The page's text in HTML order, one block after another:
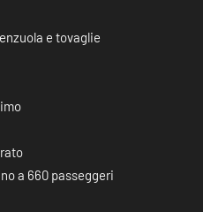
e tovaglie
a 660 passeggeri